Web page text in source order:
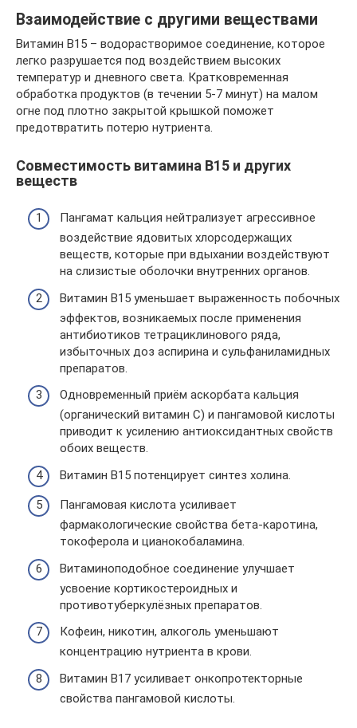
Взаимодействие с другими веществами
Витамин В15 – водорастворимое соединение, которое
легко разрушается под воздействием высоких
температур и дневного света. Кратковременная
обработка продуктов (в течении 5-7 минут) на малом
огне под плотно закрытой крышкой поможет
предотвратить потерю нутриента.
Совместимость витамина В15 и других
веществ
Пангамат кальция нейтрализует агрессивное
воздействие ядовитых хлорсодержащих
веществ, которые при вдыхании воздействуют
на слизистые оболочки внутренних органов.
Витамин В15 уменьшает выраженность побочных
эффектов, возникаемых после применения
антибиотиков тетрациклинового ряда,
избыточных доз аспирина и сульфаниламидных
препаратов.
Одновременный приём аскорбата кальция
(органический витамин С) и пангамовой кислоты
приводит к усилению антиоксидантных свойств
обоих веществ.
Витамин В15 потенцирует синтез холина.
Пангамовая кислота усиливает
фармакологические свойства бета-каротина,
токоферола и цианокобаламина.
Витаминоподобное соединение улучшает
усвоение кортикостероидных и
противотуберкулёзных препаратов.
Кофеин, никотин, алкоголь уменьшают
концентрацию нутриента в крови.
Витамин В17 усиливает онкопротекторные
свойства пангамовой кислоты.